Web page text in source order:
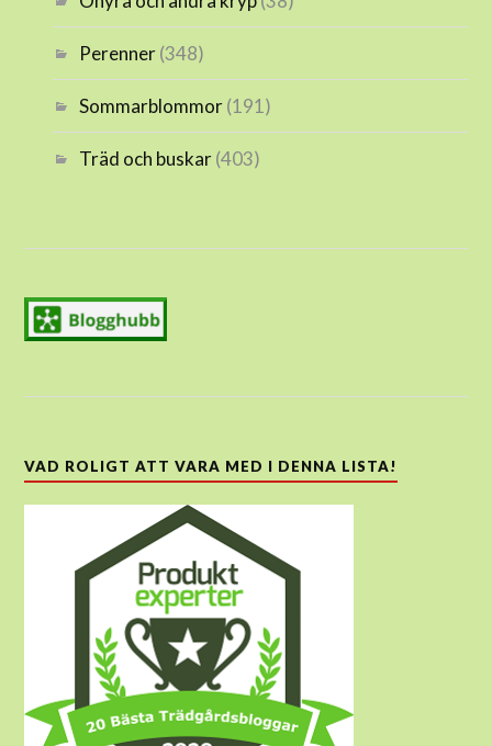
Perenner(348)
Sommarblommor(191)
Träd och buskar(403)
VAD ROLIGT ATT VARA MED I DENNA LISTA!